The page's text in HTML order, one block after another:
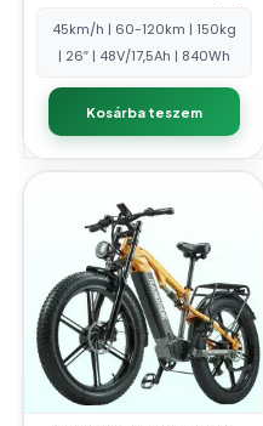
45km/h | 60-120km | 150kg
| 26″ | 48V/17,5Ah | 840Wh
Kosárba teszem